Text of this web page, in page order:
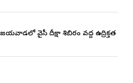
వైసీపీ దీక్షా శిబిరం వద్ద ఉద్రిక్తత